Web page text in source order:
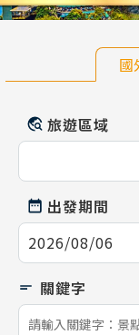
國
旅遊區域
出發期間